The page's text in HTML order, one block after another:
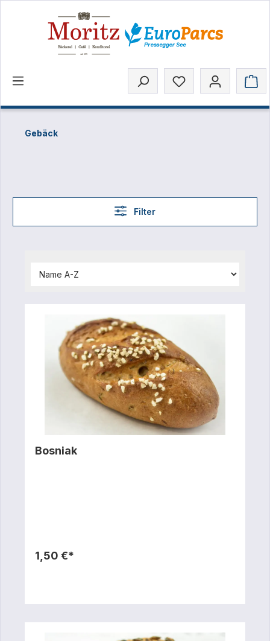
Gebäck
Filter
Bosniak
1,50 €*